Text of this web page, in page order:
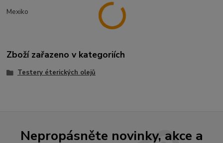
Mexiko
Zboží zařazeno v kategoriích
Testery éterických olejů
Nepropásněte novinky, akce a